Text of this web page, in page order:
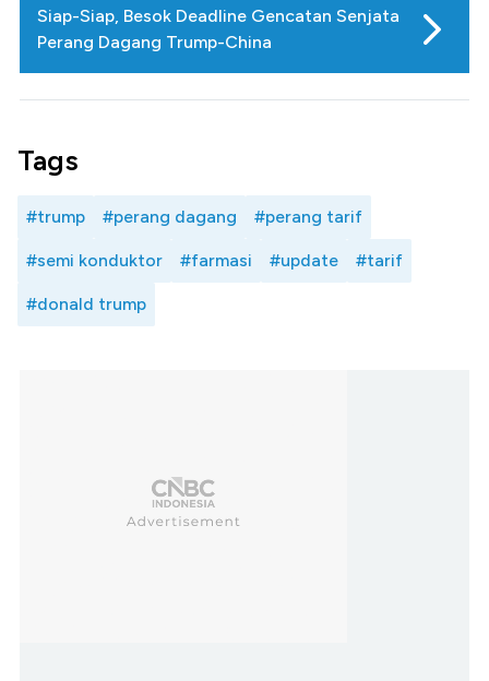
Siap-Siap, Besok Deadline Gencatan Senjata
Perang Dagang Trump-China
Tags
#trump #perang dagang #perang tarif
#semi konduktor #farmasi #update #tarif
#donald trump